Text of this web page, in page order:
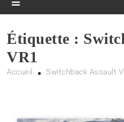
Étiquette :
VR1
Accueil Switchback Assault